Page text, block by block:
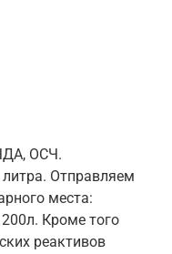
ОСЧ.
Отправляем
места:
Кроме того
реактивов